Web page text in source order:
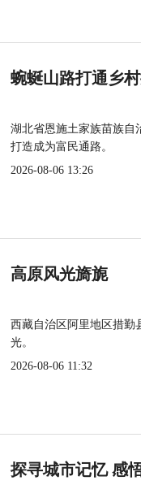
蜿蜒山路打通乡
湖北省恩施土家族苗族自
打造成为富民通路。
2026-08-06 13:26
高原风光旖旎
西藏自治区阿里地区措勤
光。
2026-08-06 11:32
探寻城市记忆 感